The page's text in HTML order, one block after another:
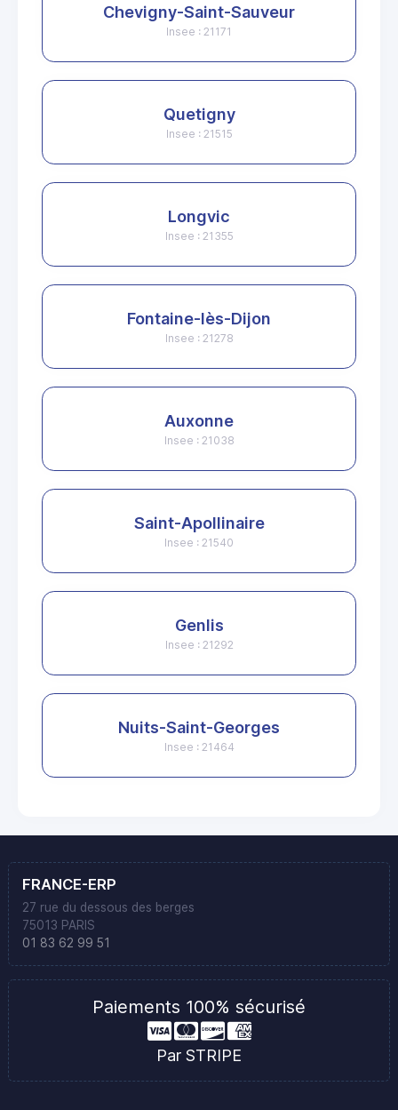
Chevigny-Saint-Sauveur
Insee : 21171
Quetigny
Insee : 21515
Longvic
Insee : 21355
Fontaine-lès-Dijon
Insee : 21278
Auxonne
Insee : 21038
Saint-Apollinaire
Insee : 21540
Genlis
Insee : 21292
Nuits-Saint-Georges
Insee : 21464
FRANCE-ERP
27 rue du dessous des berges
75013 PARIS
01 83 62 99 51
Paiements 100% sécurisé
Par STRIPE